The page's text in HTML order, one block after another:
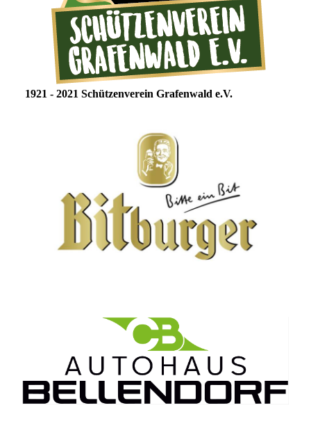
1921 - 2021 Schützenverein Grafenwald e.V.